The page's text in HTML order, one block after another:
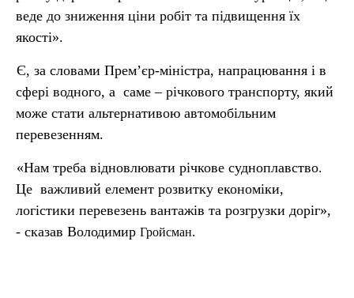
веде до зниження ціни робіт та підвищення їх
якості».
Є, за словами Прем’єр-міністра, напрацювання і в
сфері водного, а саме – річкового транспорту, який
може стати альтернативою автомобільним
перевезенням.
«Нам треба відновлювати річкове судноплавство.
Це важливий елемент розвитку економіки,
логістики перевезень вантажів та розгрузки доріг»,
- сказав Володимир Гройсман.